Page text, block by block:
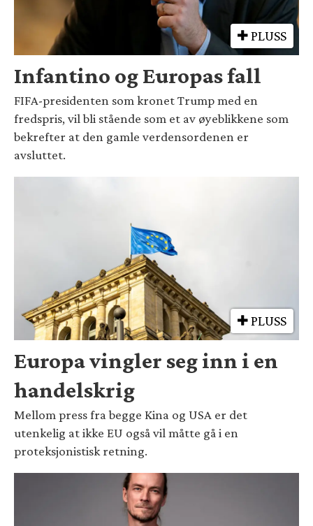
PLUSS
Infantino og Europas fall
FIFA-presidenten som kronet Trump med en
fredspris, vil bli stående som et av øyeblikkene som
bekrefter at den gamle verdensordenen er
avsluttet.
PLUSS
Europa vingler seg inn i en
handelskrig
Mellom press fra begge Kina og USA er det
utenkelig at ikke EU også vil måtte gå i en
proteksjonistisk retning.